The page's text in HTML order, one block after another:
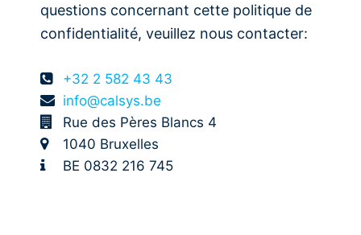
questions concernant cette politique de
confidentialité, veuillez nous contacter:
+32 2 582 43 43
info@calsys.be
Rue des Pères Blancs 4
1040 Bruxelles
BE 0832 216 745